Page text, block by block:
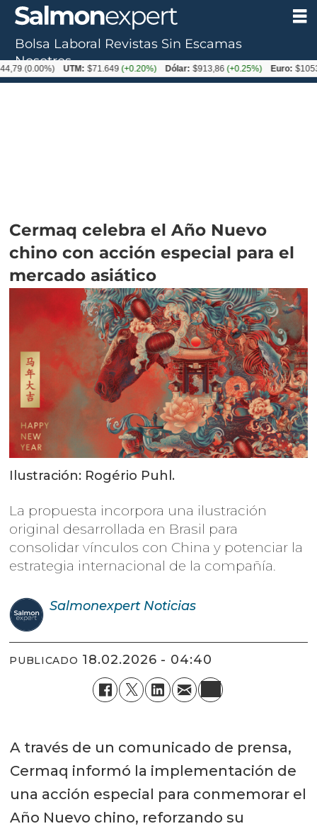
Cermaq celebra el Año Nuevo
chino con acción especial para el
mercado asiático
Ilustración: Rogério Puhl.
La propuesta incorpora una ilustración
original desarrollada en Brasil para
consolidar vínculos con China y potenciar la
estrategia internacional de la compañía.
Salmonexpert Noticias
PUBLICADO 18.02.2026 - 04:40
A través de un comunicado de prensa,
Cermaq informó la implementación de
una acción especial para conmemorar el
Año Nuevo chino, reforzando su
Bolsa Laboral Revistas Sin Escamas
Nosotros
UTM: $71.649(+0.20%) Dólar: $913,86(+0.25%) Euro: $1053,08(-